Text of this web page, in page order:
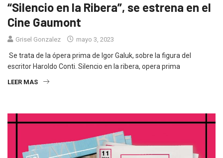
“Silencio en la Ribera”, se estrena en el
Cine Gaumont
Grisel Gonzalez mayo 3, 2023
Se trata de la ópera prima de Igor Galuk, sobre la figura del
escritor Haroldo Conti. Silencio en la ribera, opera prima
LEER MAS